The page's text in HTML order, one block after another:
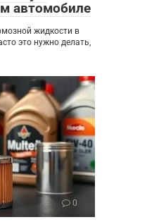
автомобиле
жидкости в
это нужно делать,
0